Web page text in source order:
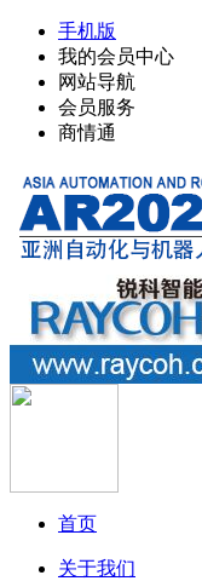
手机版
我的会员中心
网站导航
会员服务
商情通
首页
关于我们